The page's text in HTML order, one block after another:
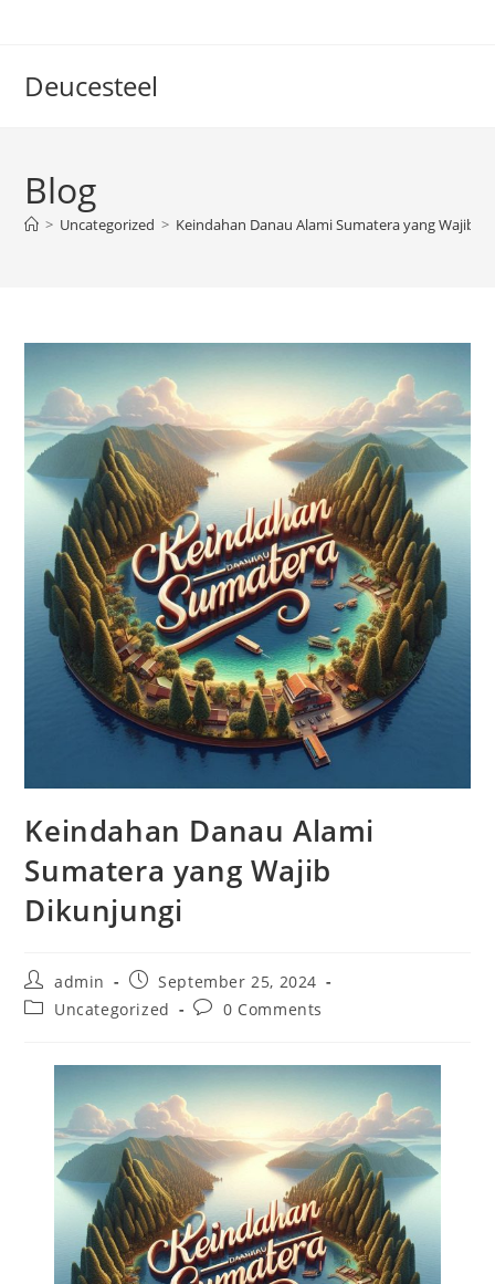
Deucesteel
Blog
> Uncategorized > Keindahan Danau Alami Sumatera yang Wajib
Keindahan Danau Alami
Sumatera yang Wajib
Dikunjungi
Post
author:
admin
Post
published:
September 25, 2024
PostUncategorized
Post0 Comments